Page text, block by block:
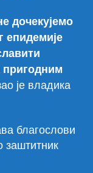
дочекујемо
епидемије
је владика
благослови
заштитник